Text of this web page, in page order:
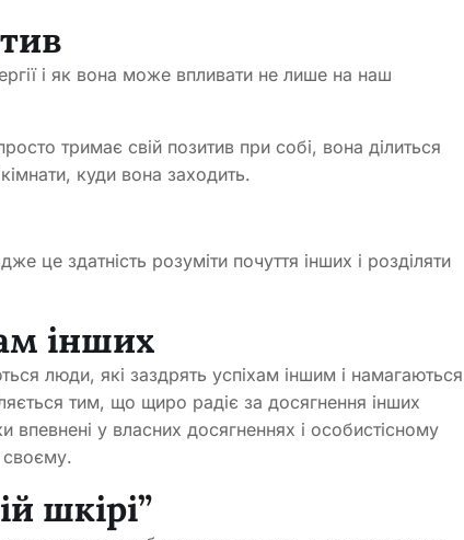
і як вона може впливати не лише на наш
тримає свій позитив при собі, вона ділиться
куди вона заходить.
це здатність розуміти почуття інших і розділяти
інших
люди, які заздрять успіхам іншим і намагаються
тим, що щиро радіє за досягнення інших
у власних досягненнях і особистісному
своєму.
шкірі”